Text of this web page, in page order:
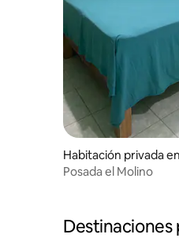
Habitación privada
Cruz
Posada el Molino
Destinaciones